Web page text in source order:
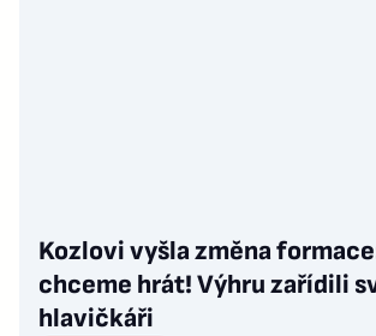
Kozlovi vyšla změna
chceme hrát! Výhru zařídili
hlavičkáři